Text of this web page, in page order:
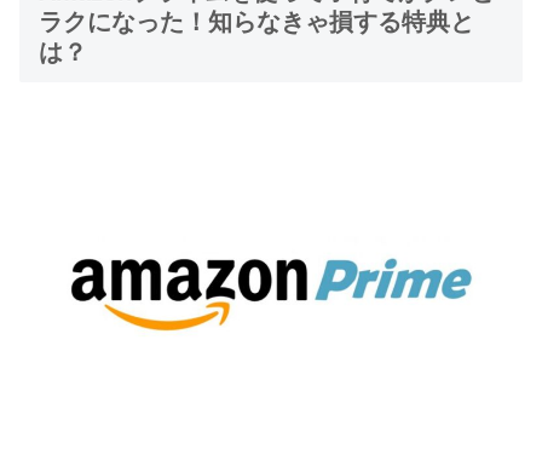
ラクになった！知らなきゃ損する特典と
は？